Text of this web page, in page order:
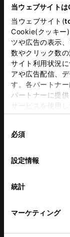
当ウェブサイト
当ウェブサイト(
Cookie(クッキー
ツや広告の表示
数やクリック数
サイト利用状況
アや広告配信、
す。各パートナ
パートナーに提
サービスを使用
使用することが
デバイスにすべ
意したことにな
設定の変更、同
「Cookie（クッ
必須
設定情報
統計
マーケティング
営業日カレ